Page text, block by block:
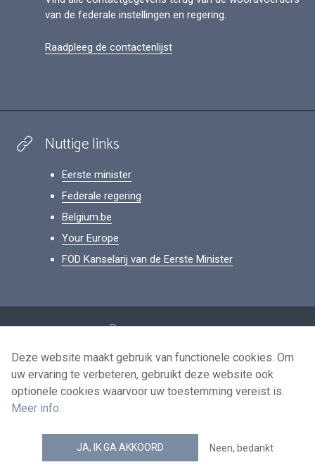
van de federale instellingen en regering.
Raadpleeg de contactenlijst
Nuttige links
Eerste minister
Federale regering
Belgium.be
Your Europe
FOD Kanselarij van de Eerste Minister
Persoonsgegevens
Voorwaarden voor het hergebruik
Contacteer ons
news.belgium RSS feed
Deze website maakt gebruik van functionele cookies. Om
uw ervaring te verbeteren, gebruikt deze website ook
optionele cookies waarvoor uw toestemming vereist is.
Meer info.
JA, IK GA AKKOORD Neen, bedankt